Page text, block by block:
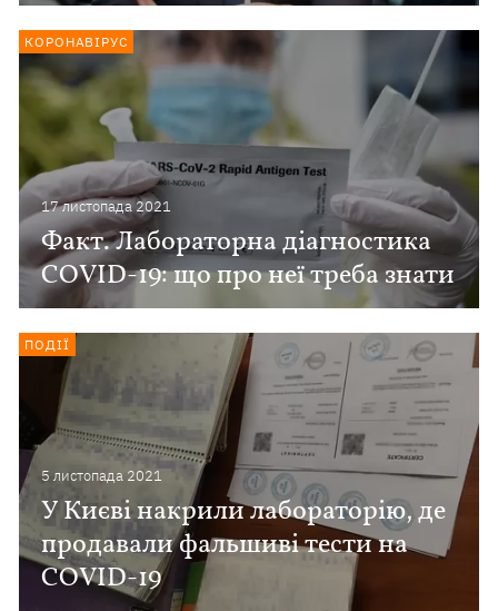
17 листопада 2021
Факт. Лабораторна діагностика
COVID-19: що про неї треба знати
КОРОНАВІРУС
5 листопада 2021
У Києві накрили лабораторію, де
продавали фальшиві тести на
COVID-19
ПОДІЇ